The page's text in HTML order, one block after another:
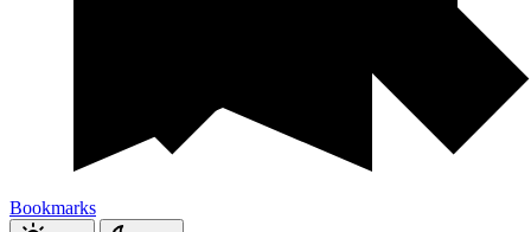
Bookmarks